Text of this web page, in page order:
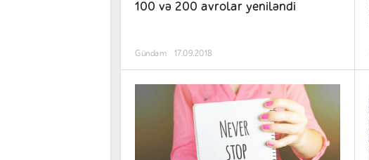
100 və 200 avrolar yeniləndi
Gündəm 17.09.2018